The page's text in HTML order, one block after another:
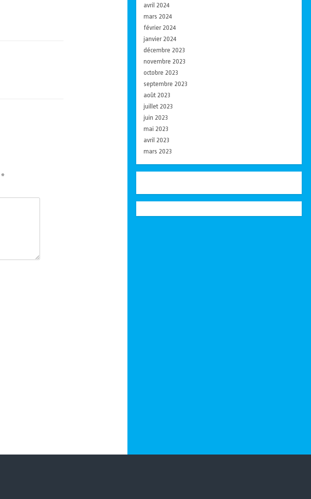
*
avril 2024
mars 2024
février 2024
janvier 2024
décembre 2023
novembre 2023
octobre 2023
septembre 2023
août 2023
juillet 2023
juin 2023
mai 2023
avril 2023
mars 2023